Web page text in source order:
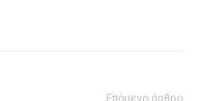
Επόμενο άρθρο